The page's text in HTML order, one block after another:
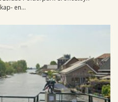
en...